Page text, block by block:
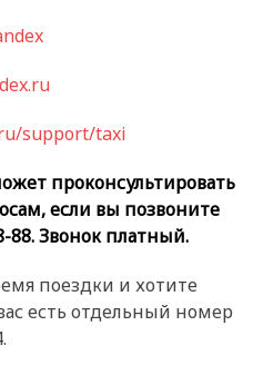
support/taxi
проконсультировать
если вы позвоните
88. Звонок платный.
поездки и хотите
есть отдельный номер